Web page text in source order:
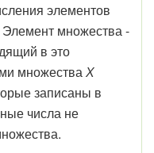
элементов
Элемент множества -
в это
множестваХ
записаны в
числа не